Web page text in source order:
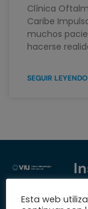
Clínica
Caribe
muchos
hacerse
SEGUIR
Esta web